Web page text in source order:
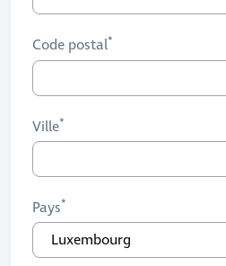
Code postal
Ville
Pays